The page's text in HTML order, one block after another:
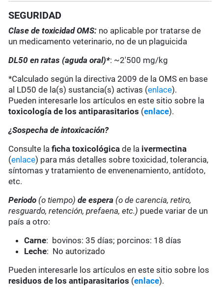
SEGURIDAD
Clase de toxicidad OMS: no aplicable por tratarse de
un medicamento veterinario, no de un plaguicida
DL50 en ratas (aguda oral)*: ~2'500 mg/kg
*Calculado según la directiva 2009 de la OMS en base
al LD50 de la(s) sustancia(s) activas (enlace).
Pueden interesarle los artículos en este sitio sobre la
toxicología de los antiparasitarios (enlace).
¿Sospecha de intoxicación?
Consulte laficha toxicológica de la ivermectina
(enlace) para más detalles sobre toxicidad, tolerancia,
síntomas y tratamiento de envenenamiento, antídoto,
etc.
Periodo (o tiempo) de espera (o de carencia, retiro,
resguardo, retención, prefaena, etc.) puede variar de un
país a otro:
Carne: bovinos: 35 días; porcinos: 18 días
Leche: No autorizado
Pueden interesarle los artículos en este sitio sobre los
residuos de los antiparasitarios (enlace).